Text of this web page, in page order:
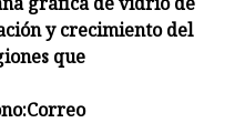
y crecimiento del
que
Correo